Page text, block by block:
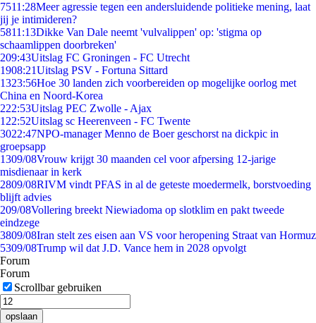
7511:28Meer agressie tegen een andersluidende politieke mening, laat
jij je intimideren?
5811:13Dikke Van Dale neemt 'vulvalippen' op: 'stigma op
schaamlippen doorbreken'
209:43Uitslag FC Groningen - FC Utrecht
1908:21Uitslag PSV - Fortuna Sittard
1323:56Hoe 30 landen zich voorbereiden op mogelijke oorlog met
China en Noord-Korea
222:53Uitslag PEC Zwolle - Ajax
1 22:52Uitslag sc Heerenveen - FC Twente
3022:47NPO-manager Menno de Boer geschorst na dickpic in
groepsapp
1309/08Vrouw krijgt 30 maanden cel voor afpersing 12-jarige
misdienaar in kerk
2809/08RIVM vindt PFAS in al de geteste moedermelk, borstvoeding
blijft advies
209/08Vollering breekt Niewiadoma op slotklim en pakt tweede
eindzege
3809/08Iran stelt zes eisen aan VS voor heropening Straat van Hormuz
5309/08Trump wil dat J.D. Vance hem in 2028 opvolgt
Forum
Forum
Scrollbar gebruiken
opslaan